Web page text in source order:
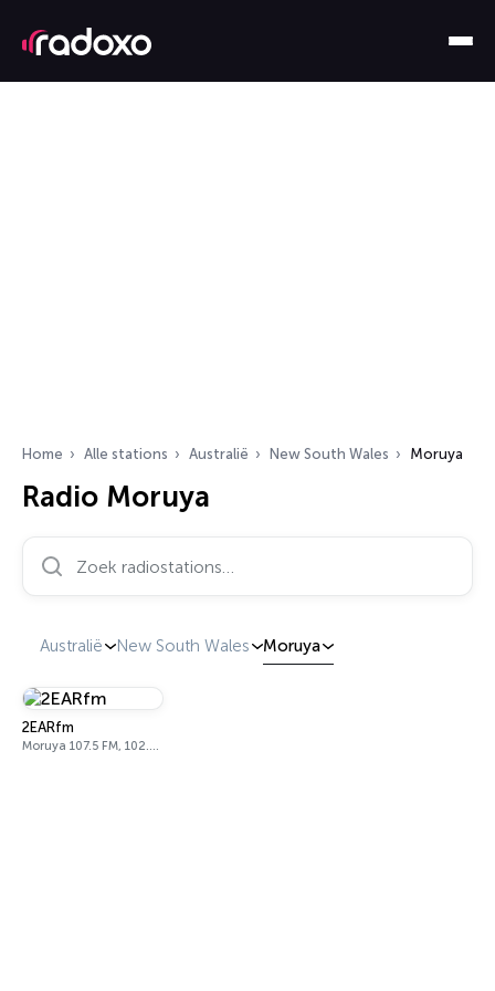
Home Alle stations Australië New South Wales Moruya
Radio Moruya
Zoek radiostations…
Australië New South Wales Moruya
2EARfm
Moruya 107.5 FM, 102.9 FM